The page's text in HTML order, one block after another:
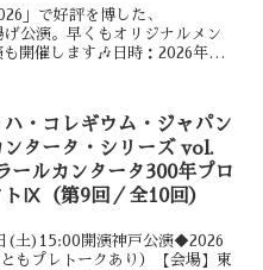
」で好評を博した、
公演。早くもオリジナルメン
開催します🎶日時：2026年４
・コレギウム・ジャパン
ンタータ・シリーズ vol.
ールカンタータ300年プロ
トⅨ（第9回／全10回）
(土)15:00開演神戸公演◆2026
もプレトークあり）【会場】東